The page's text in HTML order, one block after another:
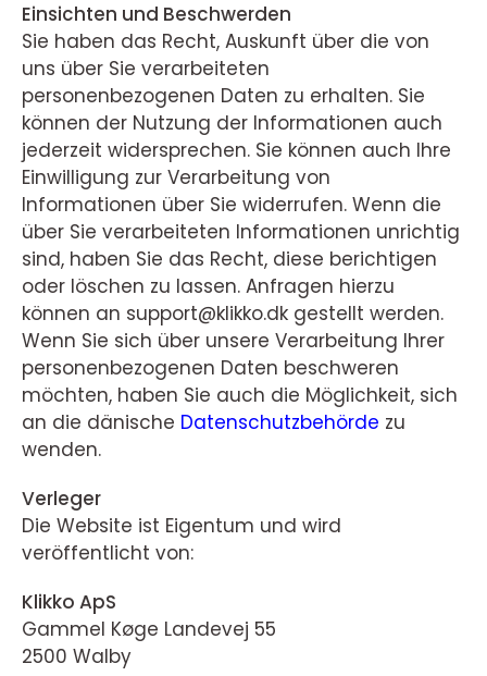
Einsichten und Beschwerden
Sie haben das Recht, Auskunft über die von
uns über Sie verarbeiteten
personenbezogenen Daten zu erhalten. Sie
können der Nutzung der Informationen auch
jederzeit widersprechen. Sie können auch Ihre
Einwilligung zur Verarbeitung von
Informationen über Sie widerrufen. Wenn die
über Sie verarbeiteten Informationen unrichtig
sind, haben Sie das Recht, diese berichtigen
oder löschen zu lassen. Anfragen hierzu
können an support@klikko.dk gestellt werden.
Wenn Sie sich über unsere Verarbeitung Ihrer
personenbezogenen Daten beschweren
möchten, haben Sie auch die Möglichkeit, sich
an die dänische Datenschutzbehörde zu
wenden.
Verleger
Die Website ist Eigentum und wird
veröffentlicht von:
Klikko ApS
Gammel Køge Landevej 55
2500 Walby